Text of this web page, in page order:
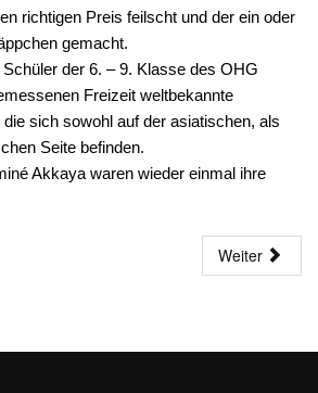
richtigen Preis feilscht und der ein oder
gemacht.
der 6. – 9. Klasse des OHG
Freizeit weltbekannte
sich sowohl auf der asiatischen, als
Seite befinden.
Akkaya waren wieder einmal ihre
Weiter